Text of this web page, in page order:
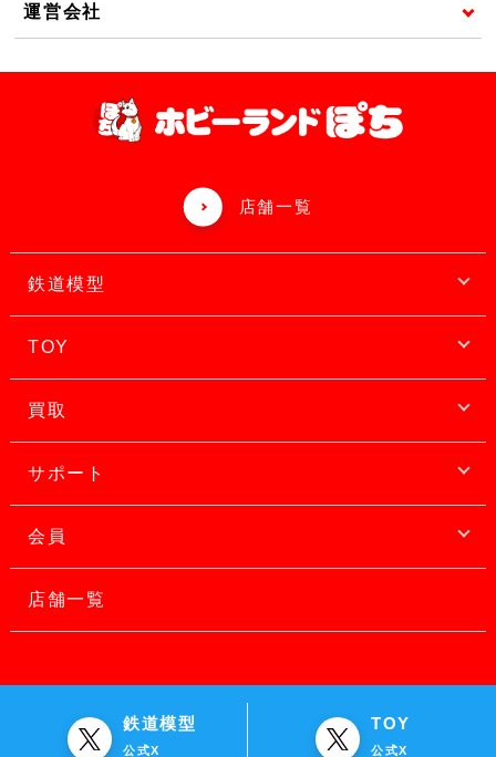
運営会社
店舗一覧
鉄道模型
TOY
買取
サポート
会員
店舗一覧
鉄道模型
公式X
TOY
公式X